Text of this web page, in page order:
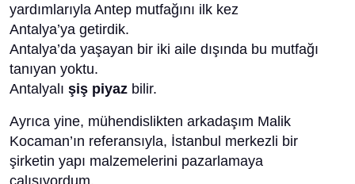
yardımlarıyla Antep mutfağını ilk kez
Antalya’ya getirdik.
Antalya’da yaşayan bir iki aile dışında bu mutfağı
tanıyan yoktu.
Antalyalı şiş piyaz bilir.
Ayrıca yine, mühendislikten arkadaşım Malik
Kocaman’ın referansıyla, İstanbul merkezli bir
şirketin yapı malzemelerini pazarlamaya
çalışıyordum.